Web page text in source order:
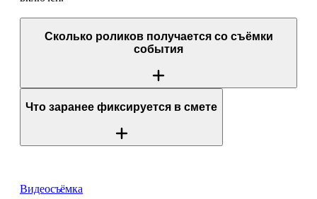
Сколько роликов получается со съёмки
события
Что заранее фиксируется в смете
Видеосъёмка